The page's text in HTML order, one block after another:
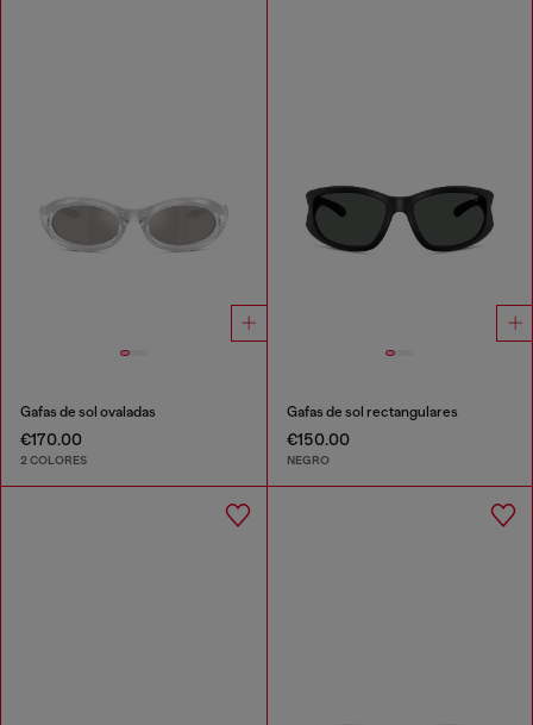
Gafas de sol ovaladas
€170.00
2 COLORES
Gafas de sol rectangulares
€150.00
NEGRO